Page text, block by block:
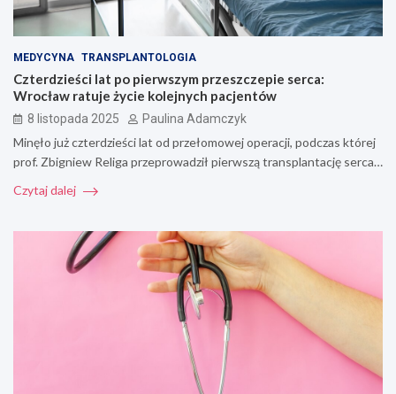
MEDYCYNA TRANSPLANTOLOGIA
Czterdzieści lat po pierwszym przeszczepie serca:
Wrocław ratuje życie kolejnych pacjentów
8 listopada 2025 Paulina Adamczyk
Minęło już czterdzieści lat od przełomowej operacji, podczas której
prof. Zbigniew Religa przeprowadził pierwszą transplantację serca…
Czytaj dalej